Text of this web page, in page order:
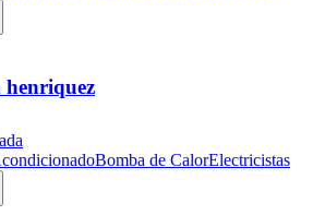
henriquez
Bomba de CalorElectricistas